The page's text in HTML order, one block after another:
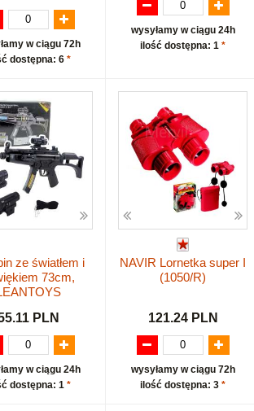
w ciągu 72h
dostępna: 6 *
wysyłamy w ciągu 24h
ilość dostępna: 1 *
ze światłem i
73cm,
PLN
w ciągu 24h
dostępna: 1 *
NAVIR Lornetka super I
(1050/R)
121.24 PLN
wysyłamy w ciągu 72h
ilość dostępna: 3 *